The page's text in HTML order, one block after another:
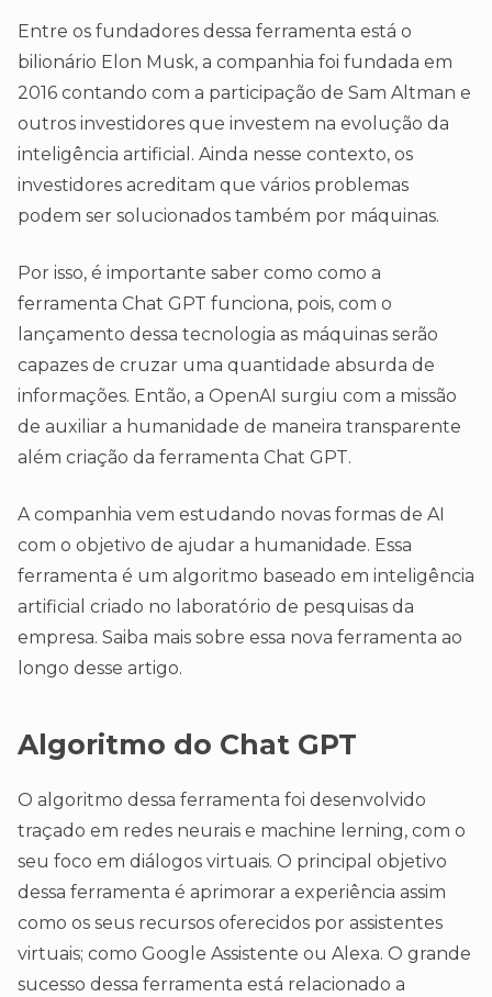
Entre os fundadores dessa ferramenta está o
bilionário Elon Musk, a companhia foi fundada em
2016 contando com a participação de Sam Altman e
outros investidores que investem na evolução da
inteligência artificial. Ainda nesse contexto, os
investidores acreditam que vários problemas
podem ser solucionados também por máquinas.
Por isso, é importante saber como como a
ferramenta Chat GPT funciona, pois, com o
lançamento dessa tecnologia as máquinas serão
capazes de cruzar uma quantidade absurda de
informações. Então, a OpenAI surgiu com a missão
de auxiliar a humanidade de maneira transparente
além criação da ferramenta Chat GPT.
A companhia vem estudando novas formas de AI
com o objetivo de ajudar a humanidade. Essa
ferramenta é um algoritmo baseado em inteligência
artificial criado no laboratório de pesquisas da
empresa. Saiba mais sobre essa nova ferramenta ao
longo desse artigo.
Algoritmo do Chat GPT
O algoritmo dessa ferramenta foi desenvolvido
traçado em redes neurais e machine lerning, com o
seu foco em diálogos virtuais. O principal objetivo
dessa ferramenta é aprimorar a experiência assim
como os seus recursos oferecidos por assistentes
virtuais; como Google Assistente ou Alexa. O grande
sucesso dessa ferramenta está relacionado a